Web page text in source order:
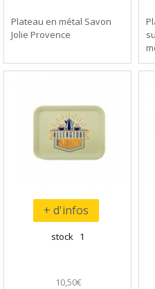
Plateau en métal Savon
Jolie Provence
+ d'infos
stock 1
10,50€